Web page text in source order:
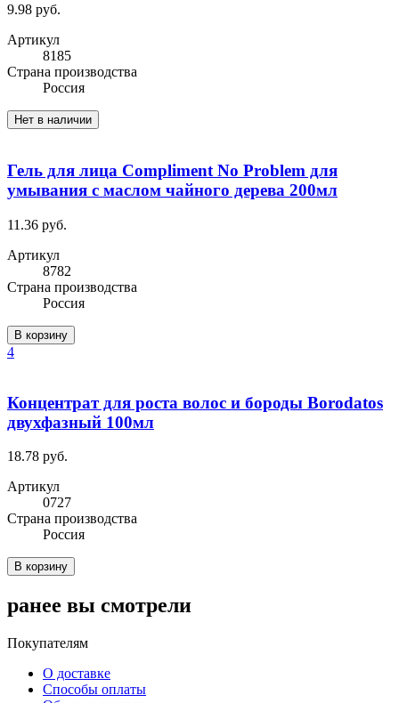
9.98 руб.
Артикул
8185
Cтрана производства
Россия
Нет в наличии
Гель для лица Compliment No Problem для
умывания с маслом чайного дерева 200мл
11.36 руб.
Артикул
8782
Cтрана производства
Россия
В корзину
4
Концентрат для роста волос и бороды Borodatos
двухфазный 100мл
18.78 руб.
Артикул
0727
Cтрана производства
Россия
В корзину
ранее вы смотрели
Покупателям
О доставке
Способы оплаты